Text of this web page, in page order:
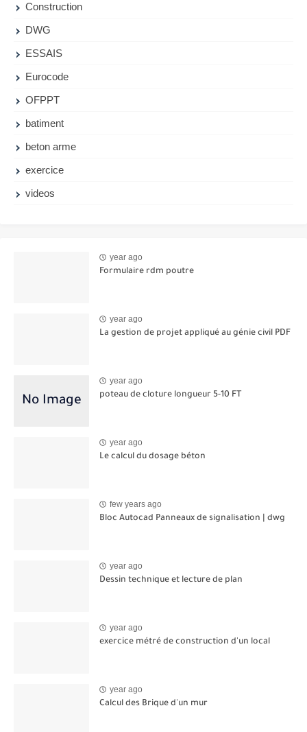
Construction
DWG
ESSAIS
Eurocode
OFPPT
batiment
beton arme
exercice
videos
year ago
Formulaire rdm poutre
year ago
La gestion de projet appliqué au génie civil PDF
year ago
poteau de cloture longueur 5-10 FT
year ago
Le calcul du dosage béton
few years ago
Bloc Autocad Panneaux de signalisation | dwg
year ago
Dessin technique et lecture de plan
year ago
exercice métré de construction d'un local
year ago
Calcul des Brique d'un mur